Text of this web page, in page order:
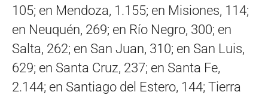
105; en Mendoza, 1.155; en Misiones, 114;
en Neuquén, 269; en Río Negro, 300; en
Salta, 262; en San Juan, 310; en San Luis,
629; en Santa Cruz, 237; en Santa Fe,
2.144; en Santiago del Estero, 144; Tierra